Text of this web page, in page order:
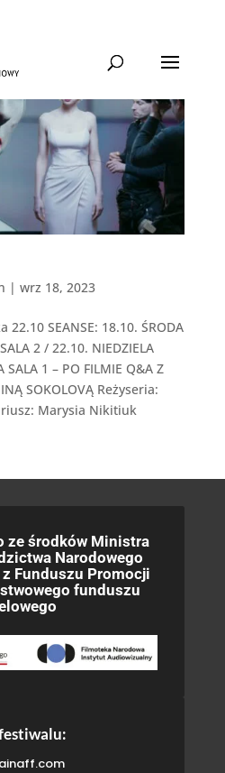
| wrz 18, 2023
SEANSE: 18.10. ŚRODA
2 / 22.10. NIEDZIELA
1 – PO FILMIE Q&A Z
SOKOLOVĄ Reżyseria:
Marysia Nikitiuk
ze środków Ministra
Narodowego
Funduszu Promocji
funduszu